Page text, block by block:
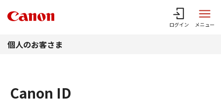
ログイン メニュー
個人のお客さま
Canon ID